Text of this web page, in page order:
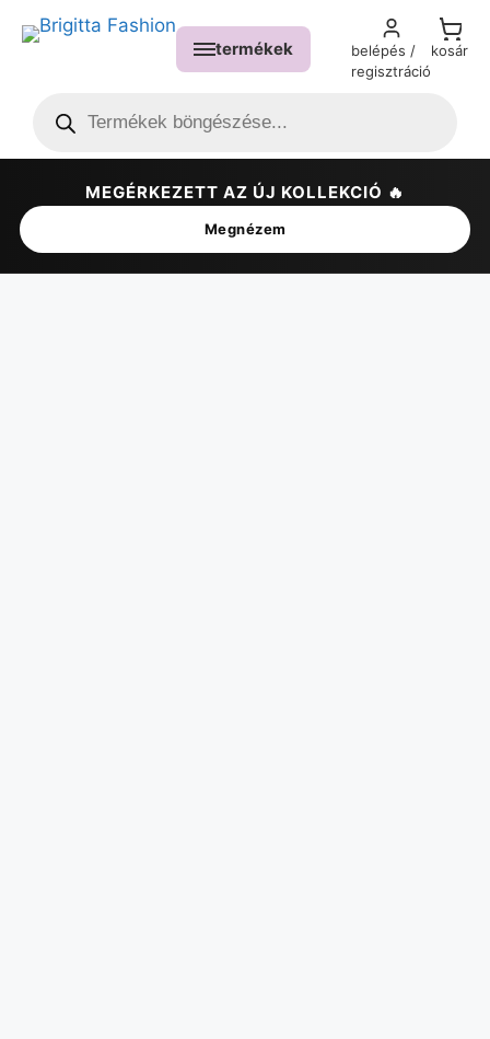
termékek
belépés /
regisztráció
kosár
MEGÉRKEZETT AZ ÚJ KOLLEKCIÓ 🔥
Megnézem